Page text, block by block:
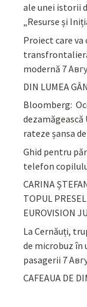
ale unei istorii
„Resurse și
Proiect care
modernă 7
DIN LUMEA
Bloomberg:
rateze șansa
Ghid pentru
telefon
CARINA
TOPUL
EUROVISION
La Cernăuți,
de microbuz în
pasagerii 7
CAFEAUA DE